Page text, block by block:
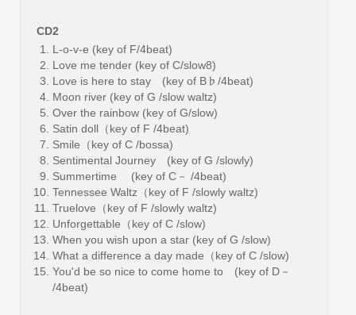
CD2
L-o-v-e (key of F/4beat)
Love me tender (key of C/slow8)
Love is here to stay (key of B♭/4beat)
Moon river (key of G /slow waltz)
Over the rainbow (key of G/slow)
Satin doll（key of F /4beat)
Smile（key of C /bossa)
Sentimental Journey (key of G /slowly)
Summertime (key of C－ /4beat)
Tennessee Waltz（key of F /slowly waltz)
Truelove（key of F /slowly waltz)
Unforgettable（key of C /slow)
When you wish upon a star (key of G /slow)
What a difference a day made（key of C /slow)
You'd be so nice to come home to (key of D－
/4beat)